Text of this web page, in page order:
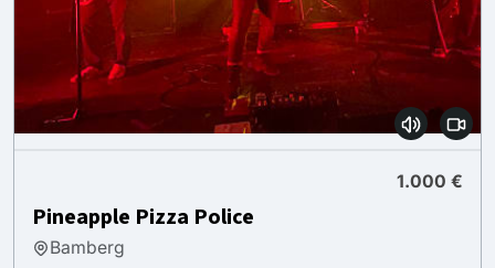
1.000 €
Pineapple Pizza Police
Bamberg